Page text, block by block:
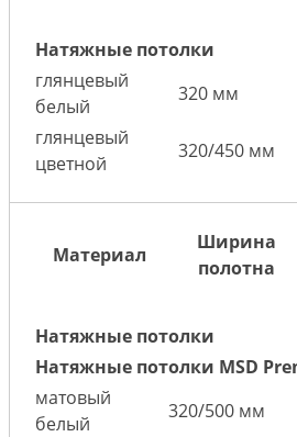
Натяжные потолки
глянцевый
белый
320 мм
глянцевый
цветной
320/450 мм
Материал
Ширина
полотна
Натяжные потолки
Натяжные потолки MSD
матовый
белый
320/500 мм